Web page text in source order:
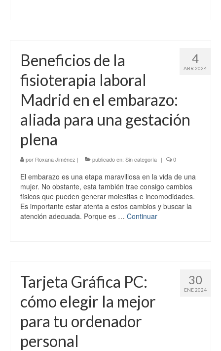
4
ABR 2024
Beneficios de la
fisioterapia laboral
Madrid en el embarazo:
aliada para una gestación
plena
por Roxana Jiménez | publicado en: Sin categoría | 0
El embarazo es una etapa maravillosa en la vida de una
mujer. No obstante, esta también trae consigo cambios
físicos que pueden generar molestias e incomodidades.
Es importante estar atenta a estos cambios y buscar la
atención adecuada. Porque es … Continuar
30
ENE 2024
Tarjeta Gráfica PC:
cómo elegir la mejor
para tu ordenador
personal